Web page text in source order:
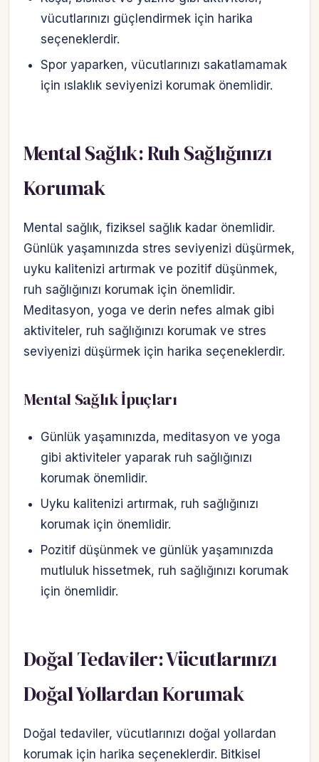
vücutlarınızı güçlendirmek için harika
seçeneklerdir.
Spor yaparken, vücutlarınızı sakatlamamak
için ıslaklık seviyenizi korumak önemlidir.
Mental Sağlık: Ruh Sağlığınızı
Korumak
Mental sağlık, fiziksel sağlık kadar önemlidir.
Günlük yaşamınızda stres seviyenizi düşürmek,
uyku kalitenizi artırmak ve pozitif düşünmek,
ruh sağlığınızı korumak için önemlidir.
Meditasyon, yoga ve derin nefes almak gibi
aktiviteler, ruh sağlığınızı korumak ve stres
seviyenizi düşürmek için harika seçeneklerdir.
Mental Sağlık İpuçları
Günlük yaşamınızda, meditasyon ve yoga
gibi aktiviteler yaparak ruh sağlığınızı
korumak önemlidir.
Uyku kalitenizi artırmak, ruh sağlığınızı
korumak için önemlidir.
Pozitif düşünmek ve günlük yaşamınızda
mutluluk hissetmek, ruh sağlığınızı korumak
için önemlidir.
Doğal Tedaviler: Vücutlarınızı
Doğal Yollardan Korumak
Doğal tedaviler, vücutlarınızı doğal yollardan
korumak için harika seçeneklerdir. Bitkisel